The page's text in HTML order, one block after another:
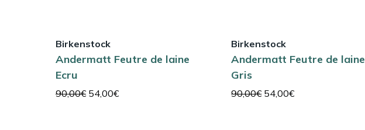
Birkenstock
Andermatt Feutre de laine
Ecru
90,00€ Le
54,00€Le
Birkenstock
Andermatt Feutre de laine
Gris
90,00€ Le
54,00€Le